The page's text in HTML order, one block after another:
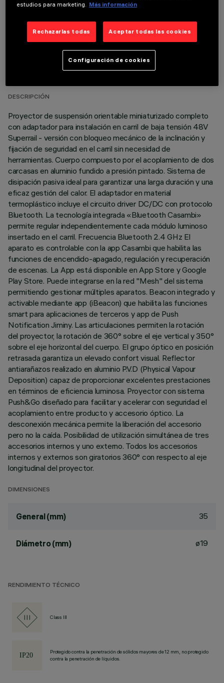
DATOS TÉCNICOS
ÚLTIMA ACTUALIZACIÓN: 07/08/2026
DESCRIPCIÓN
Proyector de suspensión orientable miniaturizado completo
con adaptador para instalación en carril de baja tensión 48V
Superrail - versión con bloqueo mecánico de la inclinación y
fijación de seguridad en el carril sin necesidad de
herramientas. Cuerpo compuesto por el acoplamiento de dos
carcasas en aluminio fundido a presión pintado. Sistema de
disipación pasiva ideal para garantizar una larga duración y una
eficaz gestión del calor. El adaptador en material
termoplástico incluye el circuito driver DC/DC con protocolo
Bluetooth. La tecnología integrada «Bluetooth Casambi»
permite regular independientemente cada módulo luminoso
insertado en el carril. Frecuencia Bluetooth 2.4 GHz El
aparato es controlable con la app Casambi que habilita las
funciones de encendido-apagado, regulación y recuperación
de escenas. La App está disponible en App Store y Google
Play Store. Puede integrarse en la red "Mesh" del sistema
permitiendo gestionar múltiples aparatos. Beacon integrado y
activable mediante app (iBeacon) que habilita las funciones
smart para aplicaciones de terceros y app de Push
Notification Jiminy. Las articulaciones permiten la rotación
del proyector, la rotación de 360° sobre el eje vertical y 350°
sobre el eje horizontal del cuerpo. El grupo óptico en posición
retrasada garantiza un elevado confort visual. Reflector
antiarañazos realizado en aluminio P.V.D (Physical Vapour
Deposition) capaz de proporcionar excelentes prestaciones
en términos de eficiencia luminosa. Proyector con sistema
Push&Go diseñado para facilitar y acelerar con seguridad el
acoplamiento entre producto y accesorio óptico. La
desconexión mecánica permite la liberación del accesorio
pero no la caída. Posibilidad de utilización simultánea de tres
accesorios internos y uno externo. Todos los accesorios
internos y externos son giratorios 360° con respecto al eje
longitudinal del proyector.
DIMENSIONES
General (mm) 35
Diámetro (mm) ø19
RENDIMIENTO TÉCNICO
Class III
Protegido contra la penetración de sólidos mayores de 12 mm, no protegido
contra la penetración de líquidos.
estudios para marketing.
Más información
Rechazarlas todas Aceptar todas las cookies
Configuración de cookies